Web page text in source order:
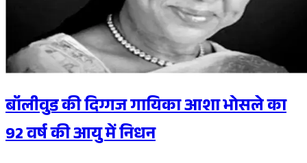
बॉलीवुड की दिग्गज गायिका आशा भोसले का
92 वर्ष की आयु में निधन